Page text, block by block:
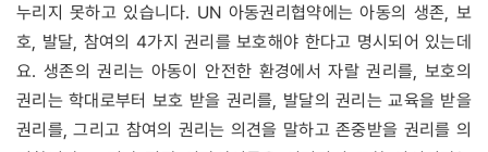
누리지 못하고 있습니다. UN 아동권리협약에는 아동의 생존, 보
호, 발달, 참여의 4가지 권리를 보호해야 한다고 명시되어 있는데
요. 생존의 권리는 아동이 안전한 환경에서 자랄 권리를, 보호의
권리는 학대로부터 보호 받을 권리를, 발달의 권리는 교육을 받을
권리를, 그리고 참여의 권리는 의견을 말하고 존중받을 권리를 의